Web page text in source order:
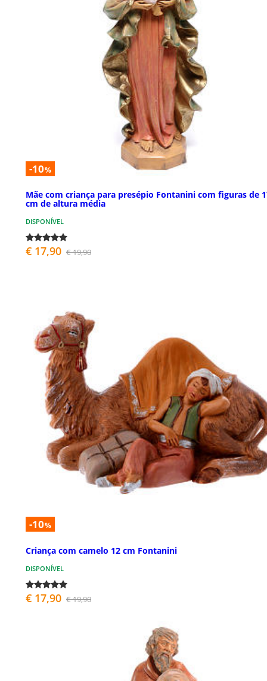
-10%
Mãe com criança para presépio Fontanini com figuras de
cm de altura média
DISPONÍVEL
€ 17,90 € 19,90
-10%
Criança com camelo 12 cm Fontanini
DISPONÍVEL
€ 17,90 € 19,90